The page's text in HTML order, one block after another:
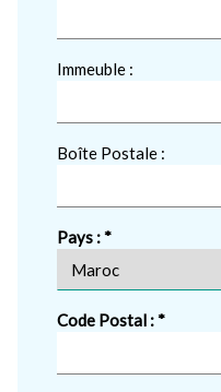
Immeuble :
Boîte Postale :
Pays :
Code Postal :